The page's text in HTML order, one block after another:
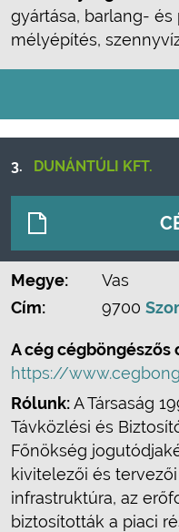
gyártása, barlang-
mélyépítés,
3. DUNÁNTÚLI KFT.
Megye:
Vas
Cím:
9700
A cég cégböngészős
https://
Rólunk:A Társaság
Távközlési és
Főnökség
kivitelezői és
infrastruktúra, az
biztosították a piaci